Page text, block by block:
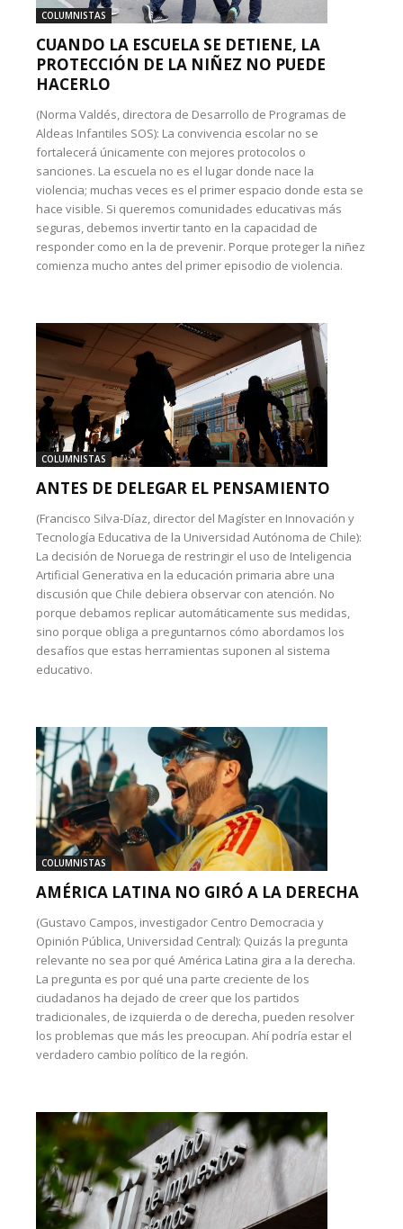
COLUMNISTAS
CUANDO LA ESCUELA SE DETIENE, LA
PROTECCIÓN DE LA NIÑEZ NO PUEDE
HACERLO
(Norma Valdés, directora de Desarrollo de Programas de
Aldeas Infantiles SOS): La convivencia escolar no se
fortalecerá únicamente con mejores protocolos o
sanciones. La escuela no es el lugar donde nace la
violencia; muchas veces es el primer espacio donde esta se
hace visible. Si queremos comunidades educativas más
seguras, debemos invertir tanto en la capacidad de
responder como en la de prevenir. Porque proteger la niñez
comienza mucho antes del primer episodio de violencia.
COLUMNISTAS
ANTES DE DELEGAR EL PENSAMIENTO
(Francisco Silva-Díaz, director del Magíster en Innovación y
Tecnología Educativa de la Universidad Autónoma de Chile):
La decisión de Noruega de restringir el uso de Inteligencia
Artificial Generativa en la educación primaria abre una
discusión que Chile debiera observar con atención. No
porque debamos replicar automáticamente sus medidas,
sino porque obliga a preguntarnos cómo abordamos los
desafíos que estas herramientas suponen al sistema
educativo.
COLUMNISTAS
AMÉRICA LATINA NO GIRÓ A LA DERECHA
(Gustavo Campos, investigador Centro Democracia y
Opinión Pública, Universidad Central): Quizás la pregunta
relevante no sea por qué América Latina gira a la derecha.
La pregunta es por qué una parte creciente de los
ciudadanos ha dejado de creer que los partidos
tradicionales, de izquierda o de derecha, pueden resolver
los problemas que más les preocupan. Ahí podría estar el
verdadero cambio político de la región.